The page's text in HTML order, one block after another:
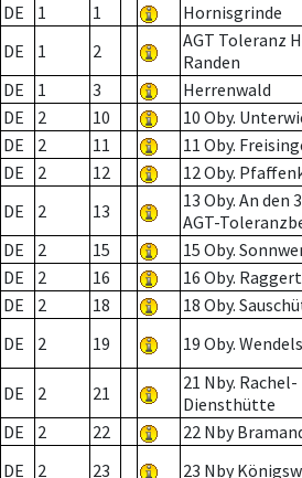
DE 1 1 Hornisgrinde
DE
1 2
AGT Toleranz
Randen
DE
1 3 Herrenwald
DE
2 10 10 Oby.
DE
2 11 11 Oby.
DE
2 12 12 Oby.
DE
2 13
13 Oby. An den
AGT-
DE
2 15 15 Oby.
DE
2 16 16 Oby. Raggert
DE
2 18 18 Oby.
DE
2 19 19 Oby.
DE 2 21
21 Nby. Rachel-
Diensthütte
DE
2 22 22 Nby
DE
2 23 23 Nby